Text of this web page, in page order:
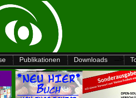
Publikationen Downloads